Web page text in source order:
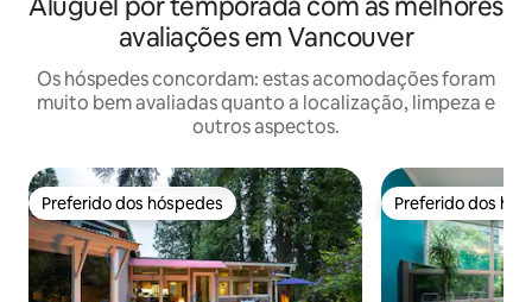
avaliações em Vancouver
Os hóspedes concordam: estas acomodações foram
muito bem avaliadas quanto a localização, limpeza e
outros aspectos.
Preferido dos hóspedes
Preferido dos hóspedes Preferido dos
Preferido dos